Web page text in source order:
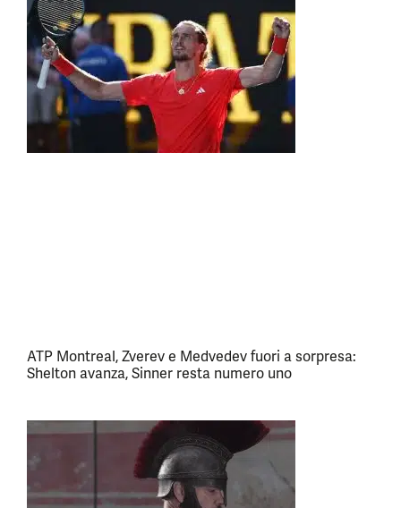
ATP Montreal, Zverev e Medvedev fuori a sorpresa:
Shelton avanza, Sinner resta numero uno